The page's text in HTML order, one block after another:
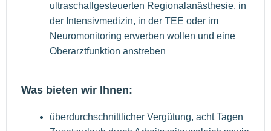
ultraschallgesteuerten Regionalanästhesie, in
der Intensivmedizin, in der TEE oder im
Neuromonitoring erwerben wollen und eine
Oberarztfunktion anstreben
Was bieten wir Ihnen:
überdurchschnittlicher Vergütung, acht Tagen